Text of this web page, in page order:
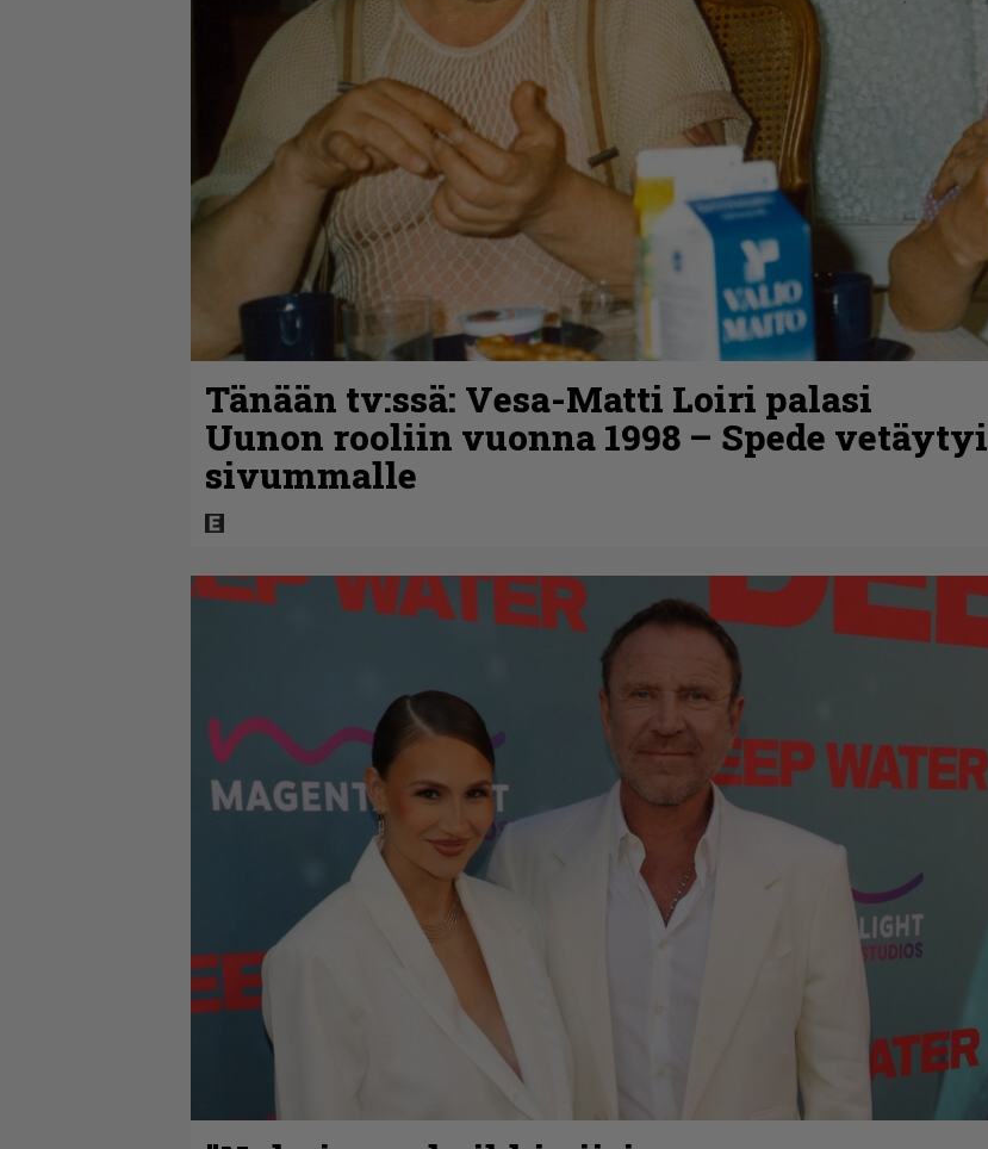
Tänään tv:ssä: Vesa-Matti Loiri palasi
Uunon rooliin vuonna 1998 – Spede vetäytyi
sivummalle